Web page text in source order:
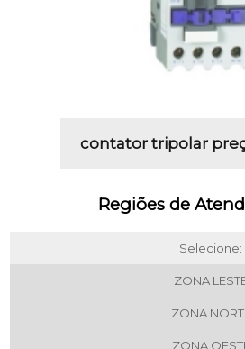
contator tripolar
Regiões de
Selecione:
ZONA
ZONA
ZONA